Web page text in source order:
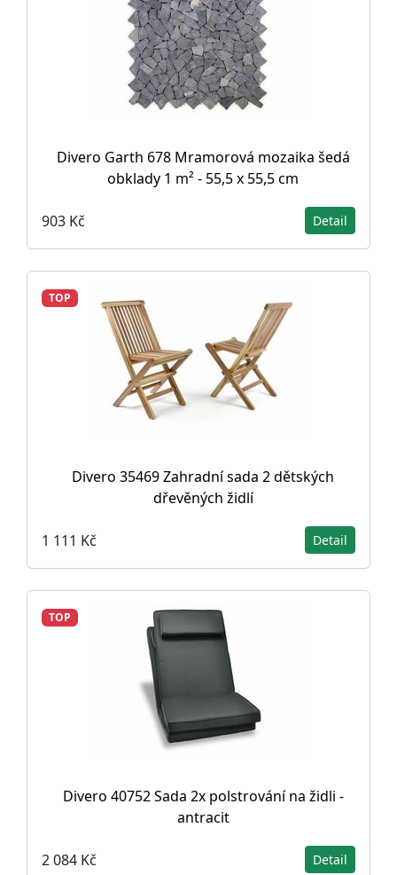
Divero Garth 678 Mramorová mozaika šedá
obklady 1 m² - 55,5 x 55,5 cm
903 Kč Detail
TOP
Divero 35469 Zahradní sada 2 dětských
dřevěných židlí
1 111 Kč Detail
TOP
Divero 40752 Sada 2x polstrování na židli -
antracit
2 084 Kč Detail